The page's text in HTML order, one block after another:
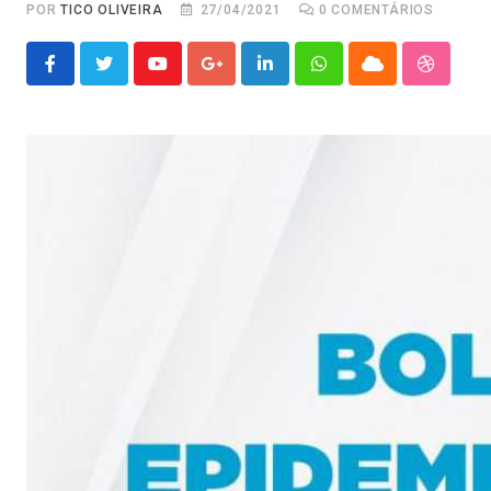
PORTICO OLIVEIRA 27/04/2021 0 COMENTÁRIOS
YoutubeGoogle+LinkedInWhatsappCloud